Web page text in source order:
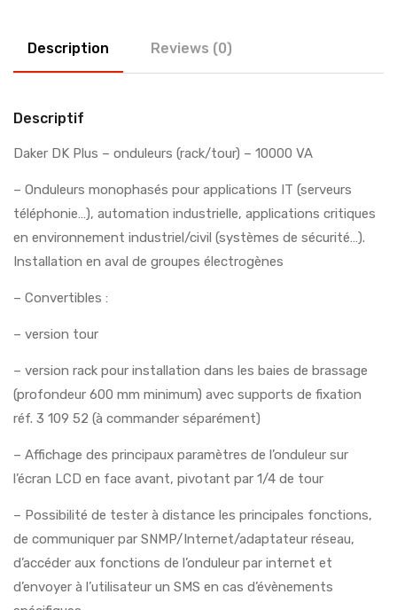
Description Reviews (0)
Descriptif
Daker DK Plus – onduleurs (rack/tour) – 10000 VA
– Onduleurs monophasés pour applications IT (serveurs
téléphonie…), automation industrielle, applications critiques
en environnement industriel/civil (systèmes de sécurité…).
Installation en aval de groupes électrogènes
– Convertibles :
– version tour
– version rack pour installation dans les baies de brassage
(profondeur 600 mm minimum) avec supports de fixation
réf. 3 109 52 (à commander séparément)
– Affichage des principaux paramètres de l’onduleur sur
l’écran LCD en face avant, pivotant par 1/4 de tour
– Possibilité de tester à distance les principales fonctions,
de communiquer par SNMP/Internet/adaptateur réseau,
d’accéder aux fonctions de l’onduleur par internet et
d’envoyer à l’utilisateur un SMS en cas d’évènements